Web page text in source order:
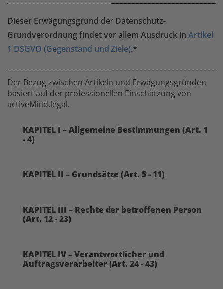
Dieser Erwägungsgrund der Datenschutz-
Grundverordnung findet vor allem Ausdruck in Artikel
1 DSGVO (Gegenstand und Ziele).*
Der Bezug zwischen Artikeln und Erwägungsgründen
basiert auf der professionellen Einschätzung von
activeMind.legal.
KAPITEL I – Allgemeine Bestimmungen (Art. 1
- 4)
KAPITEL II – Grundsätze (Art. 5 - 11)
KAPITEL III – Rechte der betroffenen Person
(Art. 12 - 23)
KAPITEL IV – Verantwortlicher und
Auftragsverarbeiter (Art. 24 - 43)